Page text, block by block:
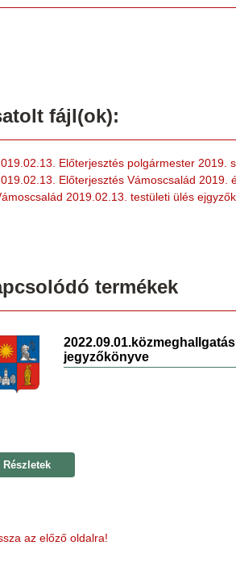
fájl(ok):
Előterjesztés polgármester 2019.
Előterjesztés Vámoscsalád 2019.
2019.02.13. testületi ülés
termékek
2022.09.01.közmeghallgatás
jegyzőkönyve
Részletek
az előző oldalra!